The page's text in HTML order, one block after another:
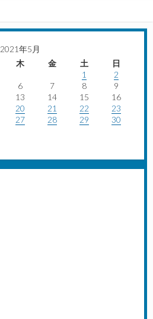
2021年5月
木 金 土
日
1
2
6 7 8
9
13 14 15
16
20 21 22
23
27 28 29
30